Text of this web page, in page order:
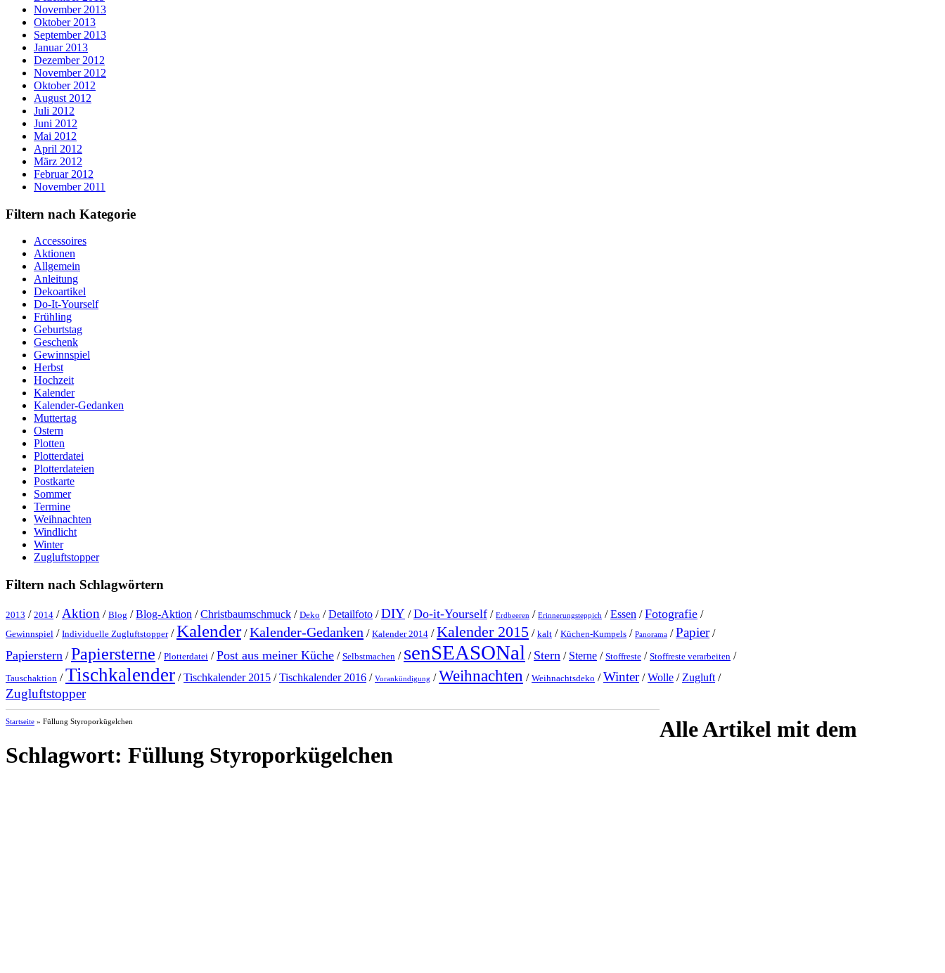
November 2013
Oktober 2013
September 2013
Januar 2013
Dezember 2012
November 2012
Oktober 2012
August 2012
Juli 2012
Juni 2012
Mai 2012
April 2012
März 2012
Februar 2012
November 2011
Filtern nach Kategorie
Accessoires
Aktionen
Allgemein
Anleitung
Dekoartikel
Do-It-Yourself
Frühling
Geburtstag
Geschenk
Gewinnspiel
Herbst
Hochzeit
Kalender
Kalender-Gedanken
Muttertag
Ostern
Plotten
Plotterdatei
Plotterdateien
Postkarte
Sommer
Termine
Weihnachten
Windlicht
Winter
Zugluftstopper
Filtern nach Schlagwörtern
2013 / 2014 / Aktion / Blog /Blog-Aktion /Christbaumschmuck / Deko /Detailfoto /DIY /Do-it-Yourself / Erdbeeren / Erinnerungsteppich /Essen /Fotografie /
Gewinnspiel / Individuelle Zugluftstopper/Kalender/Kalender-Gedanken / Kalender 2014 /Kalender 2015 / kalt / Küchen-Kumpels / Panorama /Papier/
Papierstern /Papiersterne / Plotterdatei /Post aus meiner Küche / Selbstmachen / senSEASONal / Stern / Sterne / Stoffreste / Stoffreste verarbeiten /
Tauschaktion /Tischkalender /Tischkalender 2015 /Tischkalender 2016 / Vorankündigung /Weihnachten / Weihnachtsdeko /Winter/Wolle / Zugluft /
Zugluftstopper
Startseite » Füllung Styroporkügelchen
Alle Artikel mit dem
Schlagwort: Füllung Styroporkügelchen